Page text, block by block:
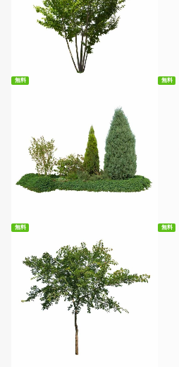
無料ダウンロード
無料
無料ダウンロード
無料
無料
無料ダウンロード
無料